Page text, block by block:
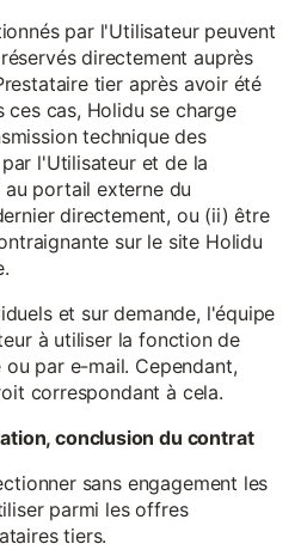
par l'Utilisateur peuvent
directement auprès
tier après avoir été
cas, Holidu se charge
technique des
l'Utilisateur et de la
portail externe du
directement, ou (ii) être
sur le site Holidu
et sur demande, l'équipe
à utiliser la fonction de
par e-mail. Cependant,
correspondant à cela.
conclusion du contrat
sans engagement les
parmi les offres
tiers.